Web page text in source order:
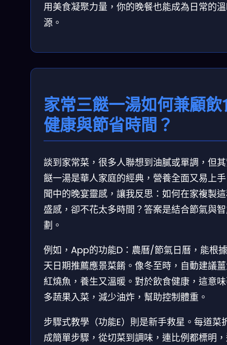
用美食凝聚力量，你的晚餐也能成為日常的
源。
家常三餸一湯如何兼顧飲
健康與節省時間？
談到家常菜，很多人聯想到油膩或單調，但
餸一湯是華人家庭的經典，營養全面又易上
聞中的晚宴靈感，讓我反思：如何在家複製
盛感，卻不花太多時間？答案是結合節氣與
劃。
例如，App的功能D：農曆/節氣日曆，能根
天日期推薦應景菜餚。像冬至時，自動建議
紅燒魚，養生又溫暖。對於飲食健康，這意
多蔬果入菜，減少油炸，幫助控制體重。
步驟式教學（功能E）則是新手救星。每道菜
成簡單步驟，從切菜到調味，連比例都標明